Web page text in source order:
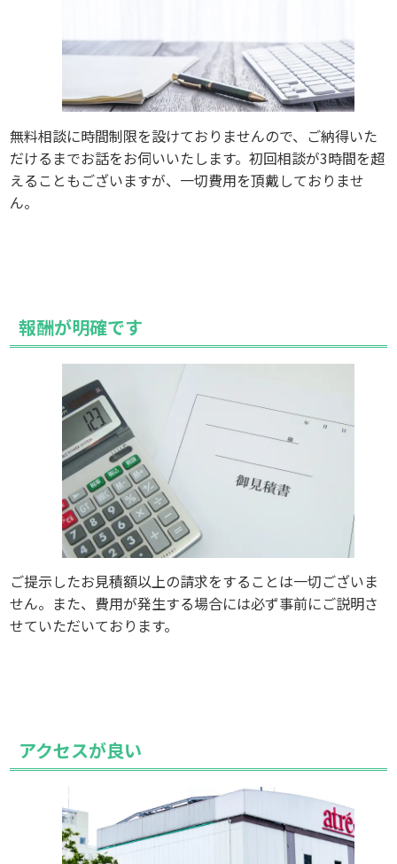
無料相談に時間制限を設けておりませんので、ご納得いた
だけるまでお話をお伺いいたします。初回相談が3時間を超
えることもございますが、一切費用を頂戴しておりませ
ん。
報酬が明確です
ご提示したお見積額以上の請求をすることは一切ございま
せん。また、費用が発生する場合には必ず事前にご説明さ
せていただいております。
アクセスが良い